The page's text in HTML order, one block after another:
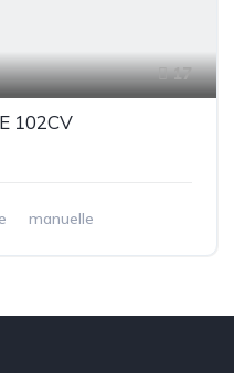
17
102CV
manuelle